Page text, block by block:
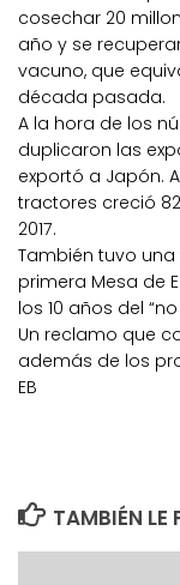
cosechar 20
año y se
vacuno, que
década pasada.
A la hora de los
duplicaron las
exportó a Japón.
tractores creció
2017.
También tuvo
primera Mesa de
los 10 años del
Un reclamo que
además de los
EB
TAMBIÉN LE